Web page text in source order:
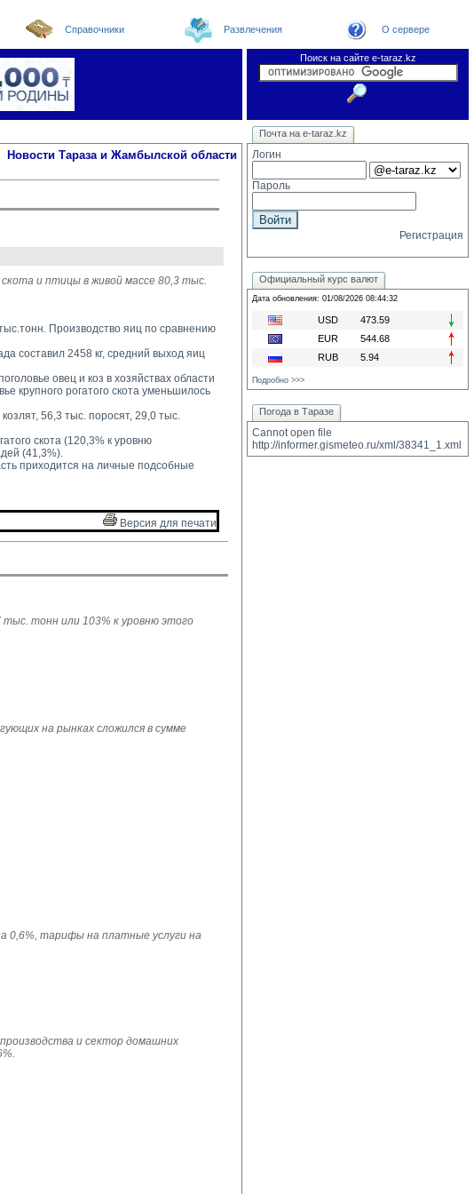
Справочники Развлечения О сервере
Поиск на сайте e-taraz.kz
Новости Погода в Таразе
Телефоный справочник
Видеоконференция
Новости e-taraz
Новости Тараза и Жамбылской области
скота и птицы в живой массе 80,3 тыс.
Производство яиц по сравнению
составил 2458 кг, средний выход яиц
овец и коз в хозяйствах области
крупного рогатого скота уменьшилось
56,3 тыс. поросят, 29,0 тыс.
скота (120,3% к уровню
(41,3%).
приходится на личные подсобные
Версия для печати
тыс. тонн или 103% к уровню этого
на рынках сложился в сумме
0,6%, тарифы на платные услуги на
и сектор домашних
Почта на e-taraz.kz
Логин
Пароль
Регистрация
Официальный курс валют
Дата обновления: 01/08/2026 08:44:32
USD
473.59
EUR
544.68
RUB
5.94
Подробно >>>
Погода в Таразе
Cannot open file
http://informer.gismeteo.ru/xml/38341_1.xml